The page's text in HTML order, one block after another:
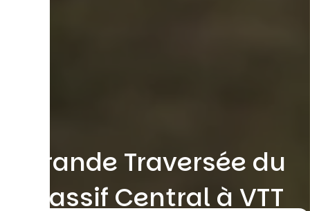
Grande Traversée du
Massif Central à VTT